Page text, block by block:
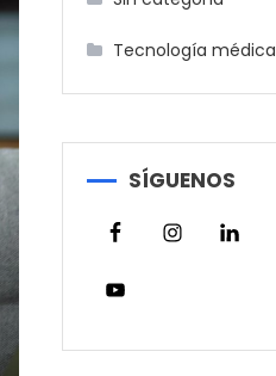
Tecnología médica
SÍGUENOS